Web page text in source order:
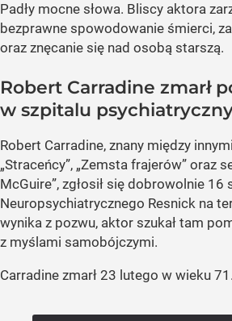
Padły mocne słowa. Bliscy aktora
bezprawne spowodowanie śmierci,
oraz znęcanie się nad osobą starszą.
Robert Carradine zmarł
w szpitalu
Robert Carradine, znany między
„Straceńcy”, „Zemsta frajerów” oraz
McGuire”, zgłosił się dobrowolnie
Neuropsychiatrycznego Resnick na
wynika z pozwu, aktor szukał tam
z myślami samobójczymi.
Carradine zmarł 23 lutego w wieku